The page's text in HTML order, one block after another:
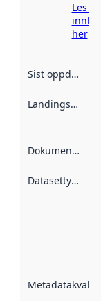
Les
her
Sist oppdatert
Landingsside
Dokumentasjon
Datasettype
Metadatakvalitet